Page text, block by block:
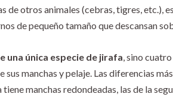
de otros animales (cebras, tigres, etc.),
de pequeño tamaño que descansan
una única especie de jirafa, sino
manchas y pelaje. Las diferencias
manchas redondeadas, las de la